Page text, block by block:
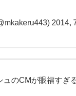
2014,
のCMが眼福すぎる